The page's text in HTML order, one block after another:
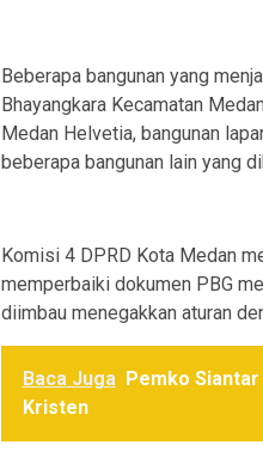
Beberapa bangunan yang
Bhayangkara Kecamatan
Medan Helvetia, bangunan
beberapa bangunan lain yang
Komisi 4 DPRD Kota Medan
memperbaiki dokumen PBG
diimbau menegakkan aturan
Baca Juga Pemko
Kristen